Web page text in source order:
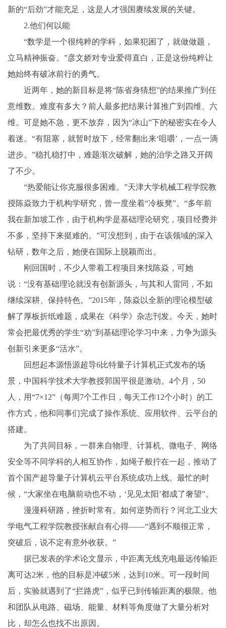
新的“后劲”才能充足，这是人才强国赓续发展的关键。
2.他们何以能
“数学是一个很纯粹的学科，如果犯困了，就做做题，
立马精神振奋。”彦文娇对专业爱得直白，正是这份纯粹让
她始终有破冰前行的勇气。
近两年，她的新目标是将“陈省身猜想”的结果推广到任
意维数。难度有多大？前人最多把结果计算推广到四维、六
维。可是她不急，更不放弃，因为“冰山”下的秘密实在令人
着迷。“有阻塞，就暂时放下，经常翻出来‘咀嚼’，一点一滴
进步。”稳扎稳打中，难题渐次破解，她的治学之路又开阔
了不少。
“热爱能让你克服很多困难。”天津大学机械工程学院教
授陈焱致力于机构学研究，曾一度坐着“冷板凳”。“多年前
我在新加坡工作，由于机构学是基础理论研究，项目经费并
不多，坚持下来挺难的。”可没想到，由于在该领域的深入
钻研，数年之后，她便在国际上脱颖而出。
刚回国时，不少人带着工程项目来找陈焱，可她
说：“没有基础理论就没有创新源头，与其和人雷同，不如
继续深耕、保持特色。”2015年，陈焱以全新的理论模型破
解了厚板折纸难题，成果在《科学》杂志刊发。今天，她时
常会把最优秀的学生“劝”到基础理论学习中来，力争为源头
创新引来更多“活水”。
回想起本源悟源超导6比特量子计算机正式发布的场
景，中国科学技术大学教授郭国平很是激动。4个月，50
人，用“7×12”（每周7个工作日，每天工作12个小时）的工
作方式，他和同事们完成了操作系统、应用软件、云平台的
搭建。
为了共同目标，一群来自物理、计算机、微电子、网络
安全等不同学科的人相互协作，如绳子般拧在一起，推动了
首个国产超导量子计算机云平台系统成功上线。最忙的时
候，“大家坐在电脑前动也不动，‘见见太阳’都成了奢望”。
漫漫科研路，挫折时常有。如何逆势而行？河北工业大
学电气工程学院教授张献自有心得——“遇到不顺很正常，
突破后，说不定有意外收获。”
据已发表的学术论文显示，中距离无线充电最远传输距
离可达2米，他的目标是冲破5米，达到10米。可一段时间
后，实验就遇到了“拦路虎”，似乎已到传输距离的极限。他
和团队从电路、磁场、能量、材料等角度做了大量分析对
比，却怎么也找不出原因。